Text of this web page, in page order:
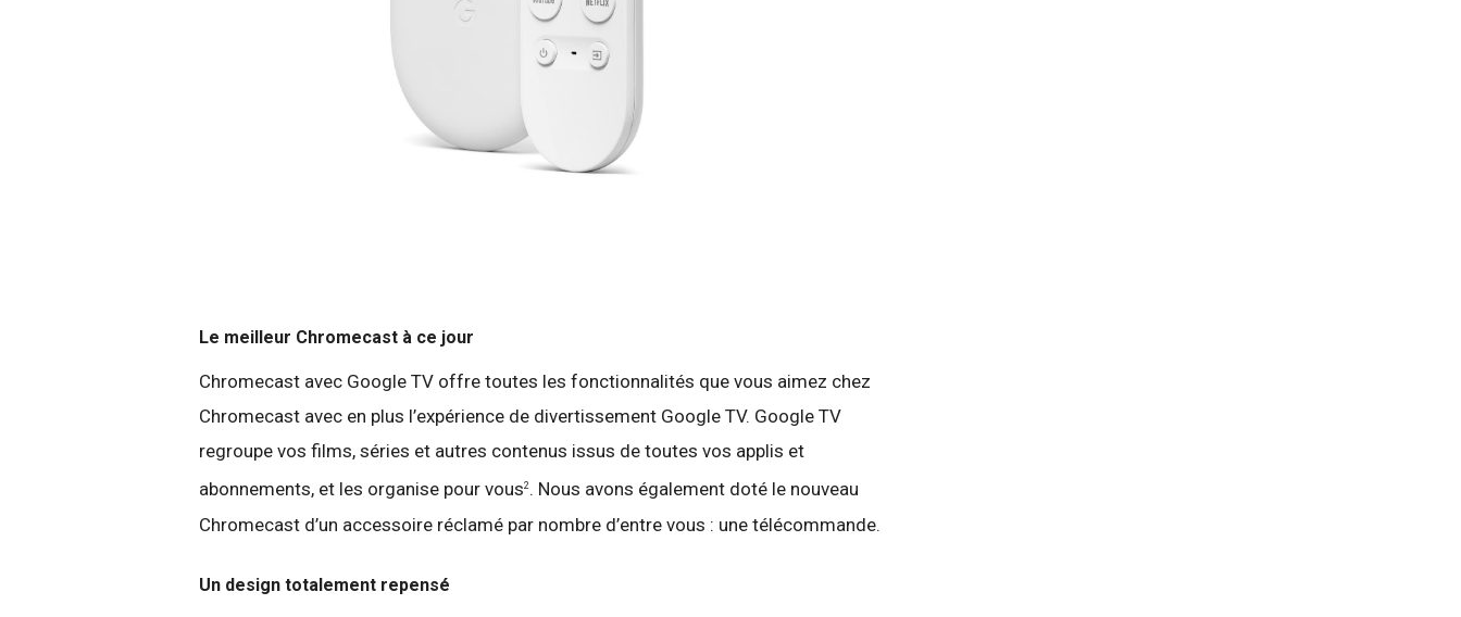
Le meilleur Chromecast à ce jour
Chromecast avec Google TV offre toutes les fonctionnalités que vous aimez chez
Chromecast avec en plus l’expérience de divertissement Google TV. Google TV
regroupe vos films, séries et autres contenus issus de toutes vos applis et
abonnements, et les organise pour vous2. Nous avons également doté le nouveau
Chromecast d’un accessoire réclamé par nombre d’entre vous : une télécommande.
Un design totalement repensé